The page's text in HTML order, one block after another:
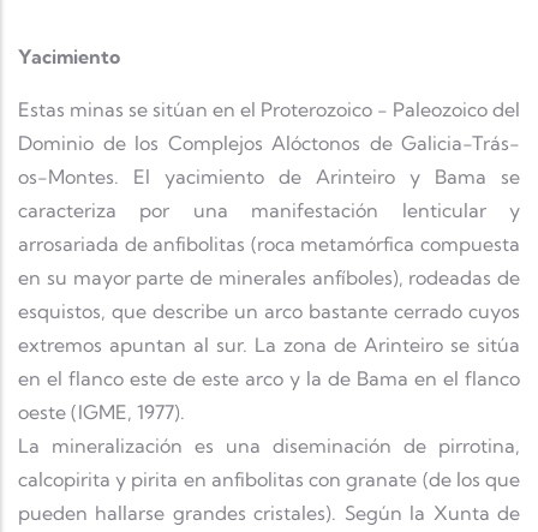
Yacimiento
Estas minas se sitúan en el Proterozoico - Paleozoico del
Dominio de los Complejos Alóctonos de Galicia-Trás-
os-Montes. El yacimiento de Arinteiro y Bama se
caracteriza por una manifestación lenticular y
arrosariada de anfibolitas (roca metamórfica compuesta
en su mayor parte de minerales anfíboles), rodeadas de
esquistos, que describe un arco bastante cerrado cuyos
extremos apuntan al sur. La zona de Arinteiro se sitúa
en el flanco este de este arco y la de Bama en el flanco
oeste (IGME, 1977).
La mineralización es una diseminación de pirrotina,
calcopirita y pirita en anfibolitas con granate (de los que
pueden hallarse grandes cristales). Según la Xunta de